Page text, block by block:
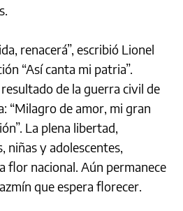
renacerá”, escribió Lionel
“Así canta mi patria”.
de la guerra civil de
“Milagro de amor, mi gran
La plena libertad,
niñas y adolescentes,
flor nacional. Aún permanece
que espera florecer.